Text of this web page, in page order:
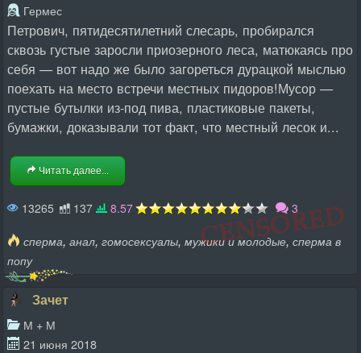
Гермес
Петрович, пятидесятилетний слесарь, пробирался
сквозь густые заросли приозерного леса, матюкаясь про
себя — вот надо же было загореться дурацкой мыслью
поехать на место встречи местных пидоров!Мусор —
пустые бутылки из-под пива, пластиковые пакеты,
бумажки, доказывали тот факт, что местный лесок и...
Читать далее...
13265 137 8.57 3
сперма, анал, гомосексуалы, мужики и молодые, сперма в
попу
Зачет
М + М
21 июня 2018